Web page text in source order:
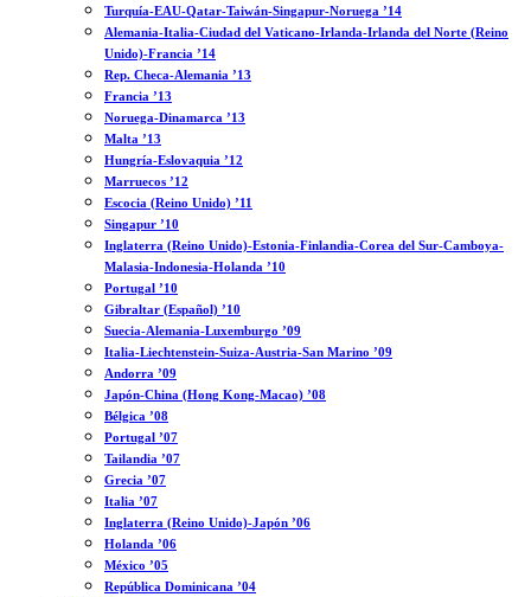
Turquía-EAU-Qatar-Taiwán-Singapur-Noruega ’14
Alemania-Italia-Ciudad del Vaticano-Irlanda-Irlanda del Norte (Reino
Unido)-Francia ’14
Rep. Checa-Alemania ’13
Francia ’13
Noruega-Dinamarca ’13
Malta ’13
Hungría-Eslovaquia ’12
Marruecos ’12
Escocia (Reino Unido) ’11
Singapur ’10
Inglaterra (Reino Unido)-Estonia-Finlandia-Corea del Sur-Camboya-
Malasia-Indonesia-Holanda ’10
Portugal ’10
Gibraltar (Español) ’10
Suecia-Alemania-Luxemburgo ’09
Italia-Liechtenstein-Suiza-Austria-San Marino ’09
Andorra ’09
Japón-China (Hong Kong-Macao) ’08
Bélgica ’08
Portugal ’07
Tailandia ’07
Grecia ’07
Italia ’07
Inglaterra (Reino Unido)-Japón ’06
Holanda ’06
México ’05
República Dominicana ’04